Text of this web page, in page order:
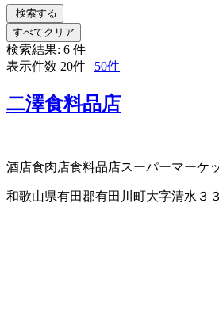
検索する
すべてクリア
検索結果: 6 件
表示件数 20件 | 50件
二澤食料品店
酒店食肉店食料品店スーパーマーケ
和歌山県有田郡有田川町大字清水３